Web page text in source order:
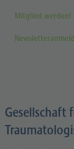
Mitglied werden!
Gesellschaft